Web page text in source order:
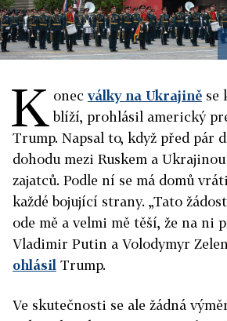
K onecválky na Ukrajině se
blíží, prohlásil americký
Trump. Napsal to, když před pár
dohodu mezi Ruskem a
zajatců. Podle ní se má domů
každé bojující strany. „Tato
ode mě a velmi mě těší, že na ni
Vladimir Putin a Volodymyr
ohlásil Trump.
Ve skutečnosti se ale žádná